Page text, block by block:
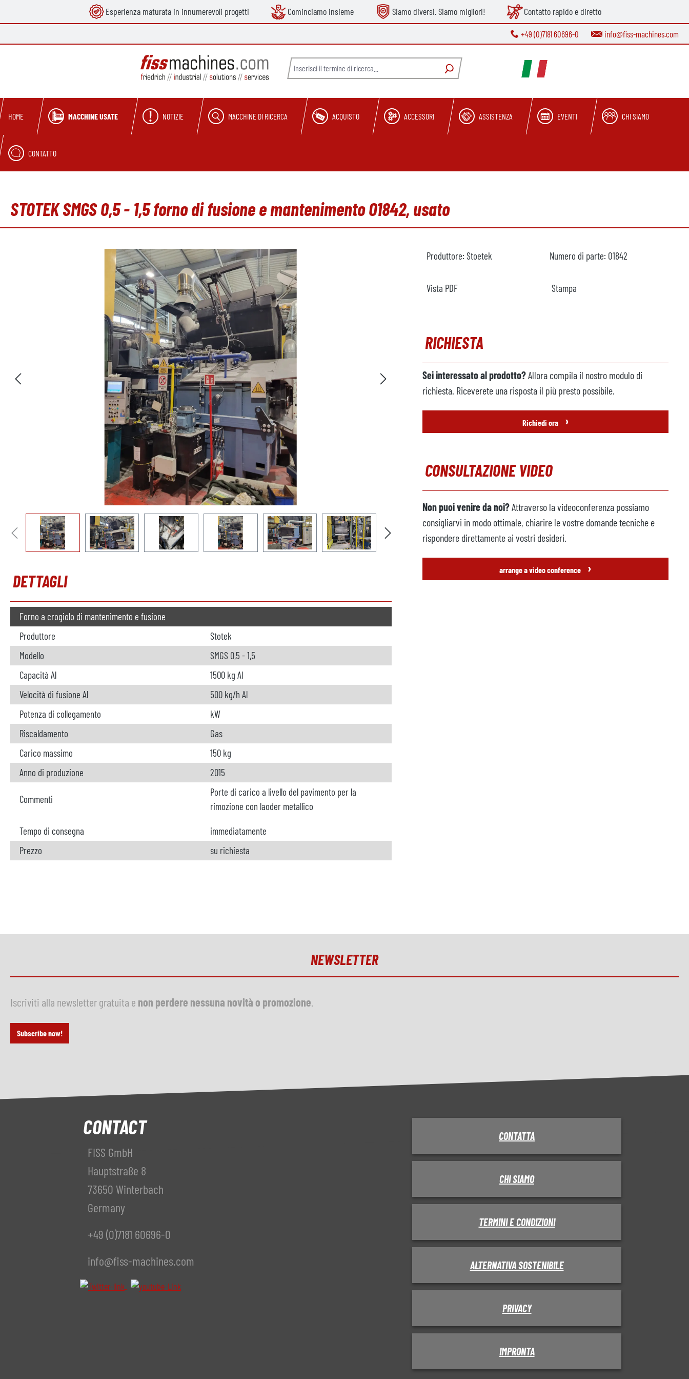
Passa alla navigazione principaleEsperienza maturata in innumerevoli progetti Cominciamo insieme Siamo diversi. Siamo migliori! Contatto rapido e diretto
+49 (0)7181 60696-0 info@fiss-machines.com
HOME MACCHINE USATE NOTIZIE MACCHINE DI RICERCA ACQUISTO ACCESSORI ASSISTENZA EVENTI CHI SIAMO
CONTATTO
STOTEK SMGS 0,5 - 1,5 forno di fusione e mantenimento O1842, usato
DETTAGLI
Forno a crogiolo di mantenimento e fusione
Produttore
Stotek
Modello
SMGS 0,5 - 1,5
Capacità Al
1500 kg Al
Velocità di fusione Al
500 kg/h Al
Potenza di collegamento
kW
Riscaldamento
Gas
Carico massimo
150 kg
Anno di produzione
2015
Commenti
Porte di carico a livello del pavimento per la
rimozione con laoder metallico
Tempo di consegna
immediatamente
Prezzo
su richiesta
Produttore: Stoetek Numero di parte: O1842
Vista PDF Stampa
RICHIESTA
Sei interessato al prodotto?Allora compila il nostro modulo di
richiesta. Riceverete una risposta il più presto possibile.
Richiedi ora ›
CONSULTAZIONE VIDEO
Non puoi venire da noi?Attraverso la videoconferenza possiamo
consigliarvi in modo ottimale, chiarire le vostre domande tecniche e
rispondere direttamente ai vostri desideri.
arrange a video conference ›
NEWSLETTER
Iscriviti alla newsletter gratuita e non perdere nessuna novità o promozione
Subscribe now!
CONTACT
FISS GmbH
Hauptstraße 8
73650 Winterbach
Germany
+49 (0)7181 60696-0
info@fiss-machines.com
CONTATTA
CHI SIAMO
TERMINI E CONDIZIONI
ALTERNATIVA SOSTENIBILE
PRIVACY
IMPRONTA